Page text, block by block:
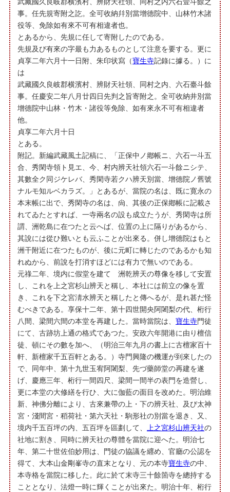
武藏國久良岐郡横濱村、辨財天社領、同村之内六石壹斗餘之
事。任先規寄附之訖。全可收納幷別當增德院中、山林竹木諸
役等、免除如有來不可有相違者也。
とあるから、先規に任して寄附したのである。
先規及び有來の字最も力あるものとして注意を要する。更に
貞享二年六月十一日附、朱印状寫（寶生寺記錄に據る。）に
は
武藏國久良岐郡横濱村、辨財天社領、同村之内、六石臺斗餘
事。任慶安二年八月廿四日先判之旨寄附之。全可收納井別當
增德院中山林・竹木・諸役等免除、如有來永不可有相違者
他。
貞享二年六月十日
とある。
附記。新編武藏風土記稿に、「正保中ノ鄕帳ニ、六石一斗五
合、秀閑寺領ト見エ、今、村内辨天社領六石一斗餘ニシテ、
其數全ク同ジケレバ、秀閑寺若クハ辨天別當、增德院ノ舊號
ナルモ知ルベカラズ。」とあるが、當院の名は、既に寛永の
本末帳に出で、秀閑寺の名は、尙、其後の正保鄕帳に記載さ
れてゐたとすれば、一寺兩名の設も成立たうが、秀閑寺は所
謂、洲乾島に在つたと云へば、位置の上に隔りがあるから、
其說には從ひ難いとも云ふことが出來る。併し增德院はもと
洲干附近に在つたものが、後に元町に轉じたのであるかも知
れぬから、前說を打消すほどには有力で無いのである。
元祿二年、境内に假堂を建てゝ洲乾辨天の尊像を移して安置
し、これを上之宮杉山辨天と稱し、本社には前立の像を置
き、これを下之宮淸水辨天と稱したと傳へるが、是れ甚だ怪
むべきである。享保十二年、第十四世開央阿闍梨の代、桁行
八間、梁間六間の本堂を再建した。當時當院は、寶生寺門徒
にて、古跡坊上通の格式であつた。安政六年開港に由り檀信
徒、頓にその數を加へ、（明治三年九月の書上に古檀家百十
軒、新檀家千五百軒とある。）寺門興隆の機運が到來したの
で、同年中、第十九世玉宥阿闍梨、先づ藥師堂の再建を遂
げ、慶應三年、桁行一間四尺、梁間一間半の表門を造營し、
更に本堂の大修繕を行ひ、大に伽藍の面目を改めた。明治維
新、神佛分離により、古來兼帶の上・下の辨天社、及び太神
宮・淺間宮・稻荷社・第六天社・駒形社の別當を退き、又、
境内千五百坪の内、五百坪を區劃して、上之宮杉山辨天社の
社地に割き、同時に辨天社の尊體を當院に迎へた。明治七
年、第二十世佐伯妙用は、門徒の協議を纒め、官廳の公認を
得て、大本山金剛峯寺の直末となり、元の本寺寶生寺の中、
本寺格を當院に移した。此に於て末寺三十餘箇寺を總持する
こととなり、法燈一時に輝くことが出來た。明治十年、桁行